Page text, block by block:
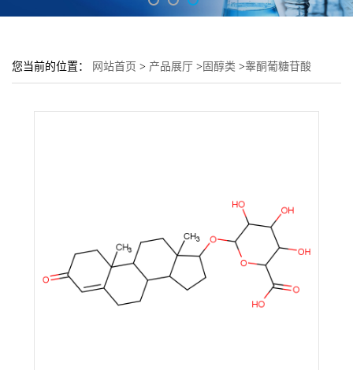
您当前的位置： 网站首页 > 产品展厅 > 固醇类 >睾酮葡糖苷酸